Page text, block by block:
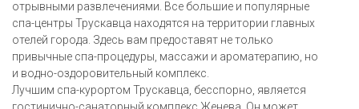
отрывными развлечениями. Все большие и популярные
спа-центры Трускавца находятся на территории главных
отелей города. Здесь вам предоставят не только
привычные спа-процедуры, массажи и ароматерапию, но
и водно-оздоровительный комплекс.
Лучшим спа-курортом Трускавца, бесспорно, является